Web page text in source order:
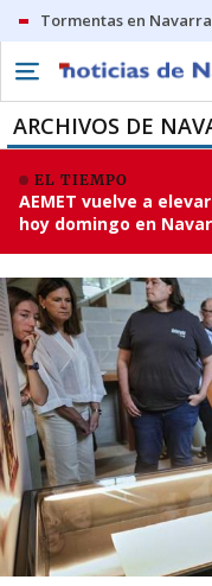
Tormentas en Navarra
ARCHIVOS DE
EL TIEMPO
AEMET vuelve a
hoy domingo en